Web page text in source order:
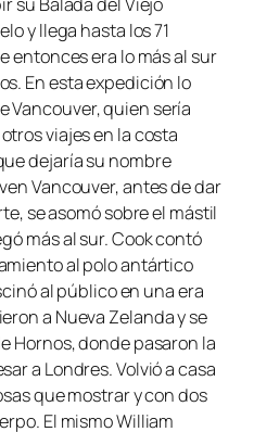
su Balada del Viejo
y llega hasta los 71
entonces era lo más al sur
En esta expedición lo
Vancouver, quien sería
viajes en la costa
dejaría su nombre
Vancouver, antes de dar
se asomó sobre el mástil
más al sur. Cook contó
al polo antártico
al público en una era
a Nueva Zelanda y se
Hornos, donde pasaron la
a Londres. Volvió a casa
que mostrar y con dos
El mismo William